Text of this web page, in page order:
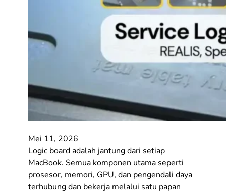
Mei 11, 2026
Logic board adalah jantung dari setiap
MacBook. Semua komponen utama seperti
prosesor, memori, GPU, dan pengendali daya
terhubung dan bekerja melalui satu papan